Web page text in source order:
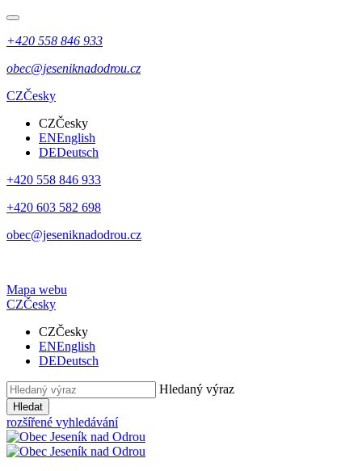
+420 558 846 933
obec@jeseniknadodrou.cz
CZČesky
CZČesky
ENEnglish
DEDeutsch
+420 558 846 933
+420 603 582 698
obec@jeseniknadodrou.cz
Mapa webu
CZČesky
CZČesky
ENEnglish
DEDeutsch
Hledaný výraz
Hledat
rozšířené vyhledávání